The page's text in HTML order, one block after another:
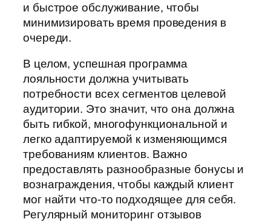
и быстрое обслуживание, чтобы
минимизировать время проведения в
очереди.
В целом, успешная программа
лояльности должна учитывать
потребности всех сегментов целевой
аудитории. Это значит, что она должна
быть гибкой, многофункциональной и
легко адаптируемой к изменяющимся
требованиям клиентов. Важно
предоставлять разнообразные бонусы и
вознаграждения, чтобы каждый клиент
мог найти что-то подходящее для себя.
Регулярный мониторинг отзывов